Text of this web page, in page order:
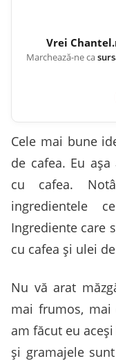
Vrei
Marchează-ne ca
Cele mai bune
de cafea. Eu
cu cafea.
ingredientele
Ingrediente care
cu cafea şi ulei
Nu vă arat
mai frumos, mai
am făcut eu
şi gramajele